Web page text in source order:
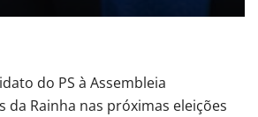
do PS à Assembleia
da Rainha nas próximas eleições